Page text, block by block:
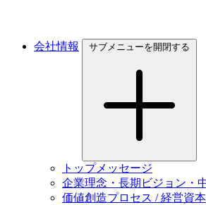
会社情報 サブメニューを開閉する
トップメッセージ
企業理念・長期ビジョン・
価値創造プロセス / 経営資本